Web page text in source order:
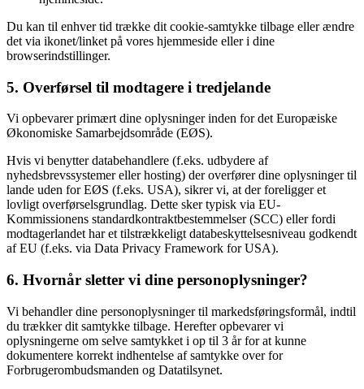
Du kan til enhver tid trække dit cookie-samtykke tilbage eller ændre
det via ikonet/linket på vores hjemmeside eller i dine
browserindstillinger.
5. Overførsel til modtagere i tredjelande
Vi opbevarer primært dine oplysninger inden for det Europæiske
Økonomiske Samarbejdsområde (EØS).
Hvis vi benytter databehandlere (f.eks. udbydere af
nyhedsbrevssystemer eller hosting) der overfører dine oplysninger til
lande uden for EØS (f.eks. USA), sikrer vi, at der foreligger et
lovligt overførselsgrundlag. Dette sker typisk via EU-
Kommissionens standardkontraktbestemmelser (SCC) eller fordi
modtagerlandet har et tilstrækkeligt databeskyttelsesniveau godkendt
af EU (f.eks. via Data Privacy Framework for USA).
6. Hvornår sletter vi dine personoplysninger?
Vi behandler dine personoplysninger til markedsføringsformål, indtil
du trækker dit samtykke tilbage. Herefter opbevarer vi
oplysningerne om selve samtykket i op til 3 år for at kunne
dokumentere korrekt indhentelse af samtykke over for
Forbrugerombudsmanden og Datatilsynet.